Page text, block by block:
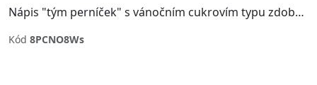
Nápis "tým perníček" s vánočním cukrovím typu zdobený perníček (gingerbread). Potisk vhodný na vánoční trika pro rodinné členy, kteří mají nejradši na Vánoce perníčky.
Kód 8PCNO8Ws